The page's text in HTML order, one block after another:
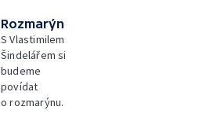
Rozmarýn
S Vlastimilem
Šindelářem si
budeme
povídat
o rozmarýnu.